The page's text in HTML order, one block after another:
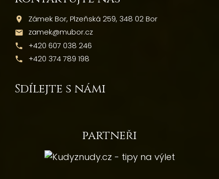
Zámek Bor, Plzeňská 259, 348 02 Bor
zamek@mubor.cz
+420 607 038 246
+420 374 789 198
Sdílejte s námi
partneři